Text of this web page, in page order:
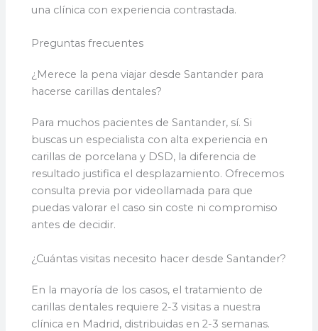
una clínica con experiencia contrastada.
Preguntas frecuentes
¿Merece la pena viajar desde Santander para
hacerse carillas dentales?
Para muchos pacientes de Santander, sí. Si
buscas un especialista con alta experiencia en
carillas de porcelana y DSD, la diferencia de
resultado justifica el desplazamiento. Ofrecemos
consulta previa por videollamada para que
puedas valorar el caso sin coste ni compromiso
antes de decidir.
¿Cuántas visitas necesito hacer desde Santander?
En la mayoría de los casos, el tratamiento de
carillas dentales requiere 2-3 visitas a nuestra
clínica en Madrid, distribuidas en 2-3 semanas.